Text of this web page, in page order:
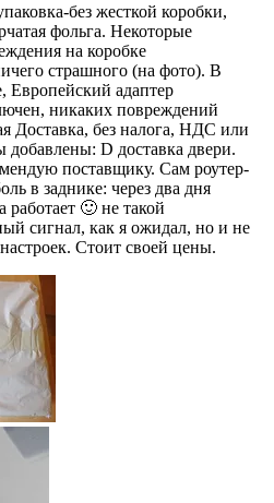
без жесткой коробки,
фольга. Некоторые
на коробке
страшного (на фото). В
Европейский адаптер
никаких повреждений
Доставка, без налога, НДС или
D доставка двери.
поставщику. Сам роутер-
в заднике: через два дня
🙂 не такой
сигнал, как я ожидал, но и не
Стоит своей цены.